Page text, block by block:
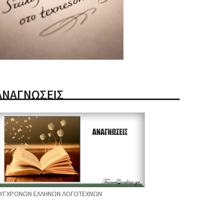
ΕΛΛΗΝΩΝ ΛΟΓΟΤΕΧΝΩΝ